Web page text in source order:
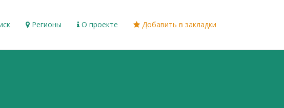
Регионы О проекте Добавить в закладки